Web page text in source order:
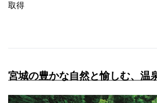
取得
宮城の豊かな自然と愉しむ、温